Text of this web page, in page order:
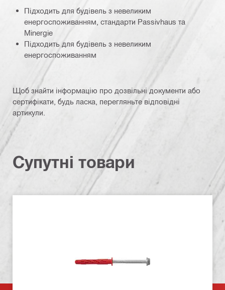
Підходить для будівель з невеликим
енергоспоживанням, стандарти Passivhaus та
Minergie
Підходить для будівель з невеликим
енергоспоживанням
Щоб знайти інформацію про дозвільні документи або
сертифікати, будь ласка, перегляньте відповідні
артикули.
Супутні товари